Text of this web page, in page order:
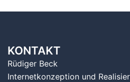
KONTAKT
Rüdiger Beck
Internetkonzeption und